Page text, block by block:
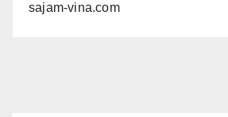
sajam-vina.com